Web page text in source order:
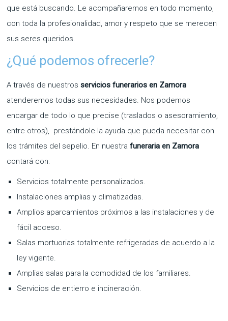
que está buscando. Le acompañaremos en todo momento,
con toda la profesionalidad, amor y respeto que se merecen
sus seres queridos.
¿Qué podemos ofrecerle?
A través de nuestrosservicios funerarios en Zamora
atenderemos todas sus necesidades. Nos podemos
encargar de todo lo que precise (traslados o asesoramiento,
entre otros), prestándole la ayuda que pueda necesitar con
los trámites del sepelio. En nuestrafuneraria en Zamora
contará con:
Servicios totalmente personalizados.
Instalaciones amplias y climatizadas.
Amplios aparcamientos próximos a las instalaciones y de
fácil acceso.
Salas mortuorias totalmente refrigeradas de acuerdo a la
ley vigente.
Amplias salas para la comodidad de los familiares.
Servicios de entierro e incineración.